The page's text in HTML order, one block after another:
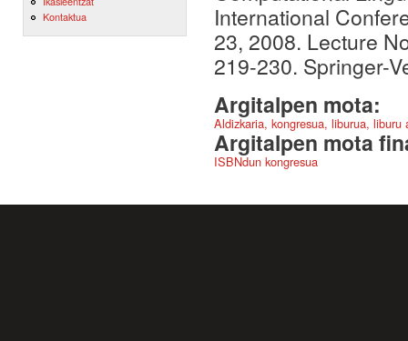
Kontaktua
International
23, 2008. Lecture
219-230. Springer-
Argitalpen mota:
Aldizkaria, kongresua, liburua,
Argitalpen mota
ISBNdun kongresua